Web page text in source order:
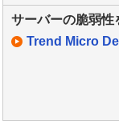
サーバーの脆弱性
Trend Micro